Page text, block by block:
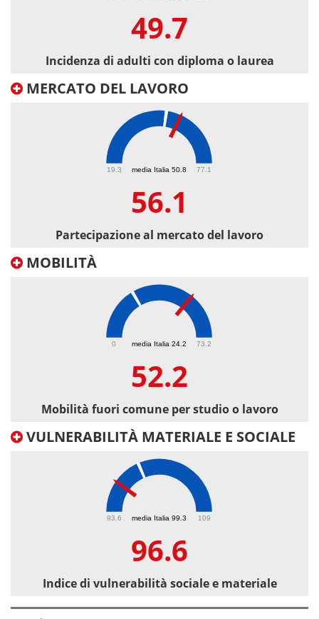
49.7
Incidenza di adulti con diploma o laurea
MERCATO DEL LAVORO
media Italia 50.8
19.3 77.1
56.1
Partecipazione al mercato del lavoro
MOBILITÀ
media Italia 24.2
0 73.2
52.2
Mobilità fuori comune per studio o lavoro
VULNERABILITÀ MATERIALE E SOCIALE
media Italia 99.3
93.6 109
96.6
Indice di vulnerabilità sociale e materiale